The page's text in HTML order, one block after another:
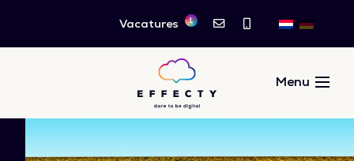
Vacatures 1